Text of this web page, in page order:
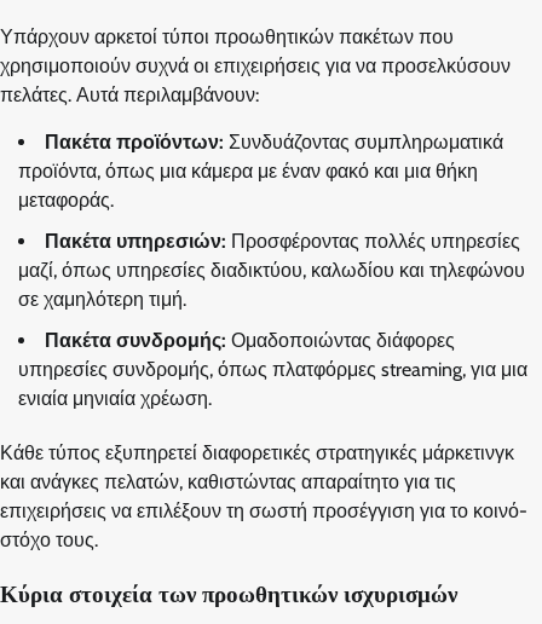
Υπάρχουν αρκετοί τύποι προωθητικών πακέτων που
χρησιμοποιούν συχνά οι επιχειρήσεις για να προσελκύσουν
πελάτες. Αυτά περιλαμβάνουν:
Πακέτα προϊόντων: Συνδυάζοντας συμπληρωματικά
προϊόντα, όπως μια κάμερα με έναν φακό και μια θήκη
μεταφοράς.
Πακέτα υπηρεσιών: Προσφέροντας πολλές υπηρεσίες
μαζί, όπως υπηρεσίες διαδικτύου, καλωδίου και τηλεφώνου
σε χαμηλότερη τιμή.
Πακέτα συνδρομής: Ομαδοποιώντας διάφορες
υπηρεσίες συνδρομής, όπως πλατφόρμες streaming, για μια
ενιαία μηνιαία χρέωση.
Κάθε τύπος εξυπηρετεί διαφορετικές στρατηγικές μάρκετινγκ
και ανάγκες πελατών, καθιστώντας απαραίτητο για τις
επιχειρήσεις να επιλέξουν τη σωστή προσέγγιση για το κοινό-
στόχο τους.
Κύρια στοιχεία των προωθητικών ισχυρισμών